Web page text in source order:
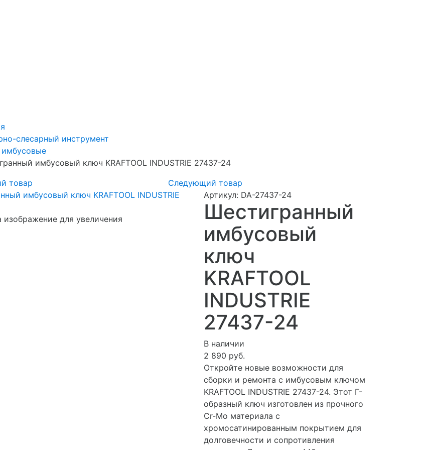
слесарный инструмент
имбусовый ключ KRAFTOOL INDUSTRIE 27437-24
товар
Следующий товар
для увеличения
Артикул: DA-27437-24
Шестигранный
имбусовый
ключ
KRAFTOOL
INDUSTRIE
27437-24
В наличии
2 890 руб.
Откройте новые возможности для
сборки и ремонта с имбусовым ключом
KRAFTOOL INDUSTRIE 27437-24. Этот Г-
образный ключ изготовлен из прочного
Cr-Mo материала с
хромосатинированным покрытием для
долговечности и сопротивления